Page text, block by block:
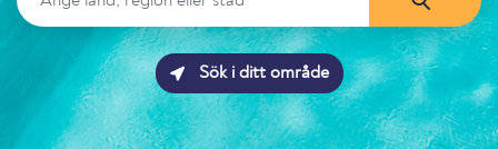
Sök i ditt område